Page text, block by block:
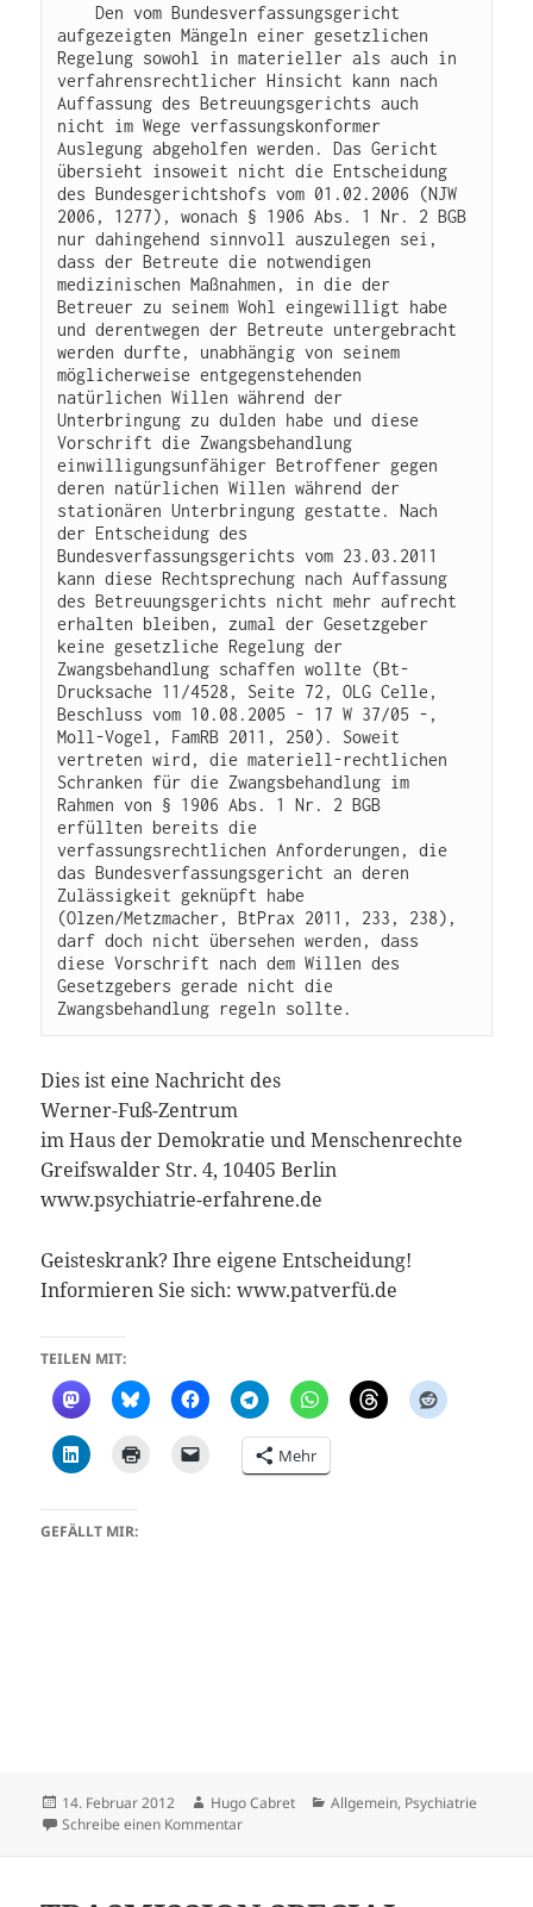
    Den vom Bundesverfassungsgericht
aufgezeigten Mängeln einer gesetzlichen
Regelung sowohl in materieller als auch in
verfahrensrechtlicher Hinsicht kann nach
Auffassung des Betreuungsgerichts auch
nicht im Wege verfassungskonformer
Auslegung abgeholfen werden. Das Gericht
übersieht insoweit nicht die Entscheidung
des Bundesgerichtshofs vom 01.02.2006 (NJW
2006, 1277), wonach § 1906 Abs. 1 Nr. 2 BGB
nur dahingehend sinnvoll auszulegen sei,
dass der Betreute die notwendigen
medizinischen Maßnahmen, in die der
Betreuer zu seinem Wohl eingewilligt habe
und derentwegen der Betreute untergebracht
werden durfte, unabhängig von seinem
möglicherweise entgegenstehenden
natürlichen Willen während der
Unterbringung zu dulden habe und diese
Vorschrift die Zwangsbehandlung
einwilligungsunfähiger Betroffener gegen
deren natürlichen Willen während der
stationären Unterbringung gestatte. Nach
der Entscheidung des
Bundesverfassungsgerichts vom 23.03.2011
kann diese Rechtsprechung nach Auffassung
des Betreuungsgerichts nicht mehr aufrecht
erhalten bleiben, zumal der Gesetzgeber
keine gesetzliche Regelung der
Zwangsbehandlung schaffen wollte (Bt-
Drucksache 11/4528, Seite 72, OLG Celle,
Beschluss vom 10.08.2005 - 17 W 37/05 -,
Moll-Vogel, FamRB 2011, 250). Soweit
vertreten wird, die materiell-rechtlichen
Schranken für die Zwangsbehandlung im
Rahmen von § 1906 Abs. 1 Nr. 2 BGB
erfüllten bereits die
verfassungsrechtlichen Anforderungen, die
das Bundesverfassungsgericht an deren
Zulässigkeit geknüpft habe
(Olzen/Metzmacher, BtPrax 2011, 233, 238),
darf doch nicht übersehen werden, dass
diese Vorschrift nach dem Willen des
Gesetzgebers gerade nicht die
Dies ist eine Nachricht des
Werner-Fuß-Zentrum
im Haus der Demokratie und Menschenrechte
Greifswalder Str. 4, 10405 Berlin
www.psychiatrie-erfahrene.de
Geisteskrank? Ihre eigene Entscheidung!
Informieren Sie sich: www.patverfü.de
TEILEN MIT:
Mehr
GEFÄLLT MIR:
Veröffentlicht
am
14. Februar 2012 Autor
Hugo Cabret Kategorien
Allgemein, Psychiatrie
Schreibe einen Kommentarzu Hurrah, Zwangsbehandlung unter